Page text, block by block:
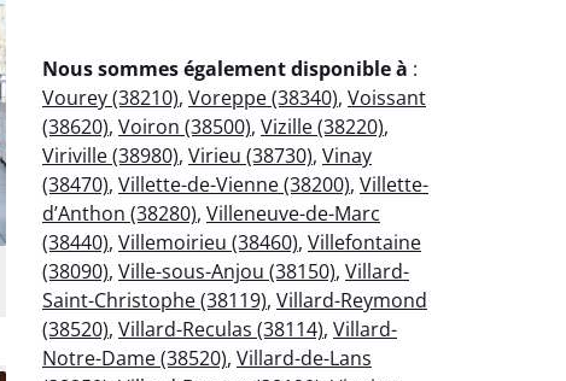
Nous sommes également disponible à :
Vourey (38210), Voreppe (38340), Voissant
(38620), Voiron (38500), Vizille (38220),
Viriville (38980), Virieu (38730), Vinay
(38470), Villette-de-Vienne (38200), Villette-
d’Anthon (38280), Villeneuve-de-Marc
(38440), Villemoirieu (38460), Villefontaine
(38090), Ville-sous-Anjou (38150), Villard-
Saint-Christophe (38119), Villard-Reymond
(38520), Villard-Reculas (38114), Villard-
Notre-Dame (38520), Villard-de-Lans